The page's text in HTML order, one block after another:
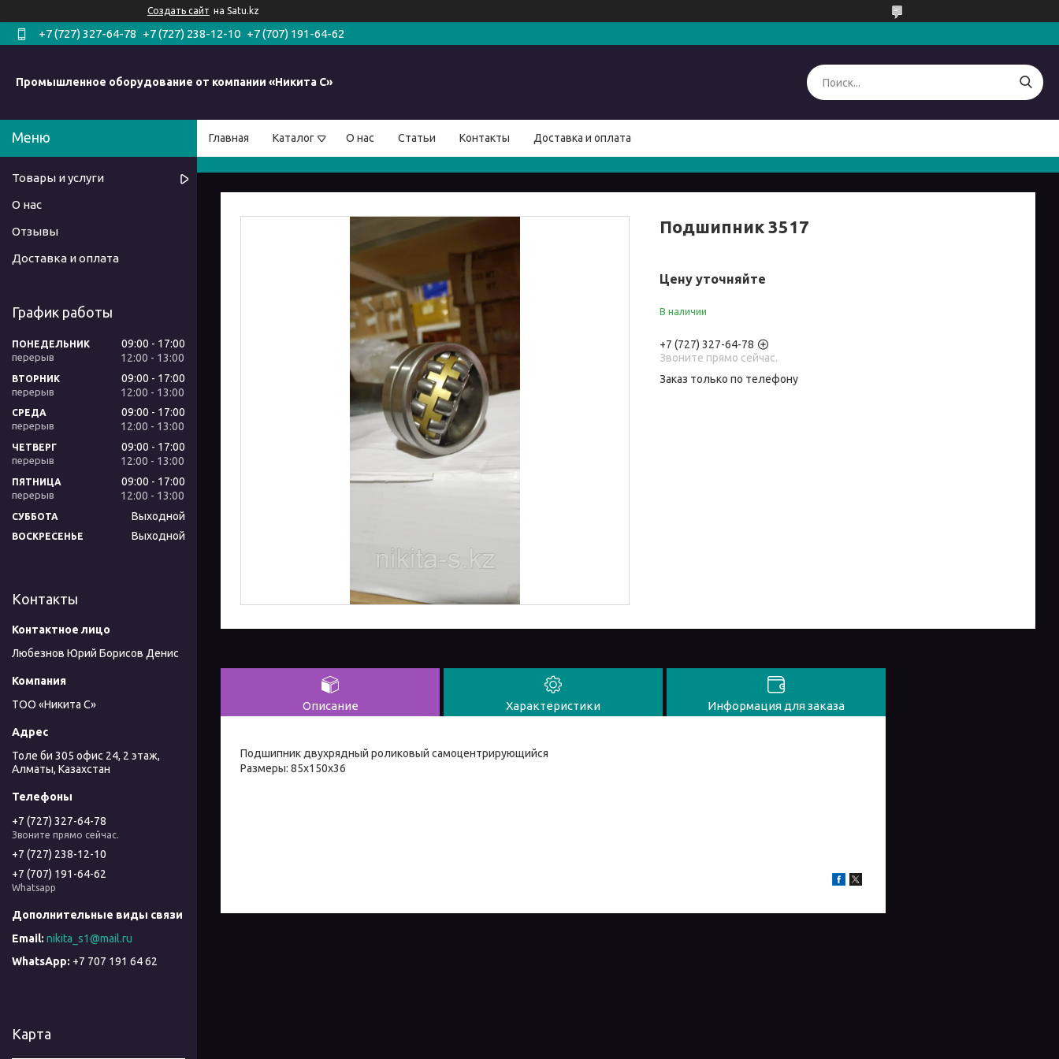
Создать сайт на Satu.kz
+7 (727) 327-64-78 +7 (727) 238-12-10 +7 (707) 191-64-62
Промышленное оборудование от компании «Никита С»
Главная Каталог О нас Статьи Контакты Доставка и оплата
Подшипник 3517
Цену уточняйте
В наличии
+7 (727) 327-64-78
Звоните прямо сейчас.
Заказ только по телефону
Описание Характеристики Информация для заказа
Подшипник двухрядный роликовый самоцентрирующийся
Размеры: 85х150х36
Товары и услуги
О нас
Отзывы
Доставка и оплата
График работы
ПОНЕДЕЛЬНИК 09:00
17:00
12:00
13:00
ВТОРНИК 09:00
17:00
12:00
13:00
СРЕДА 09:00
17:00
12:00
13:00
ЧЕТВЕРГ 09:00
17:00
12:00
13:00
ПЯТНИЦА 09:00
17:00
12:00
13:00
СУББОТА Выходной
ВОСКРЕСЕНЬЕ Выходной
Контакты
Любезнов Юрий Борисов Денис
ТОО «Никита С»
Толе би 305 офис 24, 2 этаж,
Алматы, Казахстан
+7 (727) 327-64-78
Звоните прямо сейчас.
+7 (727) 238-12-10
+7 (707) 191-64-62
Whatsapp
nikita_s1@mail.ru
+7 707 191 64 62
Карта